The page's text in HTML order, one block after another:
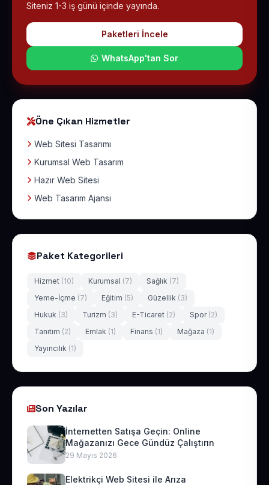
Siteniz 1-3 iş günü içinde yayında.
Paketleri İncele
WhatsApp'tan Sor
Öne Çıkan Hizmetler
Web Sitesi Tasarımı
Kurumsal Web Tasarım
Hazır Web Sitesi
Web Tasarım Ajansı
Paket Kategorileri
Hizmet (10) Kurumsal (7) Sağlık (7)
Yeme-İçme (7) Eğitim (5) Güzellik (3)
Hukuk (3) Turizm (3) E-Ticaret (2) Spor (2)
Tanıtım (2) Emlak (1) Finans (1) Mağaza (1)
Yayıncılık (1)
Son Yazılar
İnternetten Satışa Geçin: Online
Mağazanızı Gece Gündüz Çalıştırın
29 Mayıs 2026
Elektrikçi Web Sitesi ile Arıza